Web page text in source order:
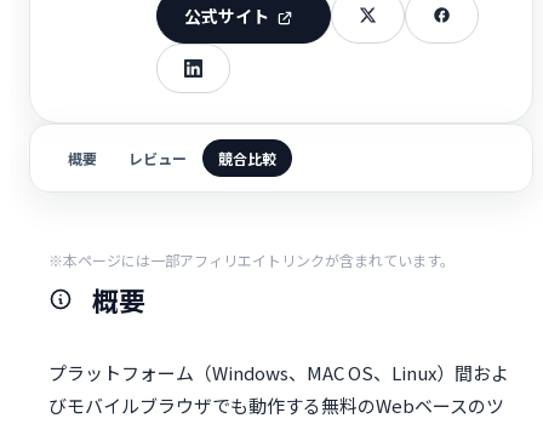
公式サイト
概要 レビュー 競合比較
※本ページには一部アフィリエイトリンクが含まれています。
概要
プラットフォーム（Windows、MAC OS、Linux）間およ
びモバイルブラウザでも動作する無料のWebベースのツ